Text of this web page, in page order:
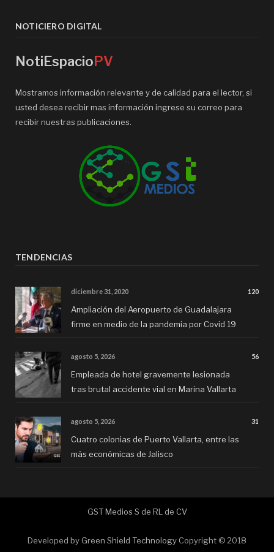
NOTICIERO DIGITAL
NotiEspacioPV
Mostramos información relevante y de calidad para el lector, si
usted desea recibir mas información ingrese su correo para
recibir nuestras publicaciones.
TENDENCIAS
diciembre 31, 2020 120
Ampliación del Aeropuerto de Guadalajara
firme en medio de la pandemia por Covid 19
agosto 5, 2026 56
Empleada de hotel gravemente lesionada
tras brutal accidente vial en Marina Vallarta
agosto 5, 2026 31
Cuatro colonias de Puerto Vallarta, entre las
más económicas de Jalisco
GST Medios S de RL de CV
Developed by Green Shield Technology Copyright © 2018